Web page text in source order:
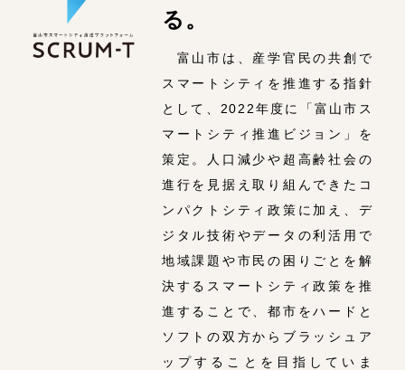
る。
富山市は、産学官民の共創で
スマートシティを推進する指針
として、2022年度に「富山市ス
マートシティ推進ビジョン」を
策定。人口減少や超高齢社会の
進行を見据え取り組んできたコ
ンパクトシティ政策に加え、デ
ジタル技術やデータの利活用で
地域課題や市民の困りごとを解
決するスマートシティ政策を推
進することで、都市をハードと
ソフトの双方からブラッシュア
ップすることを目指していま